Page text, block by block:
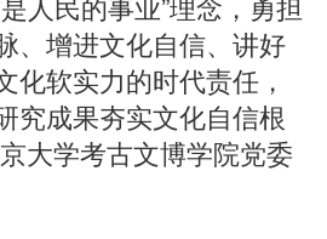
、增进文化自信、讲好
化软实力的时代责任，
究成果夯实文化自信根
大学考古文博学院党委